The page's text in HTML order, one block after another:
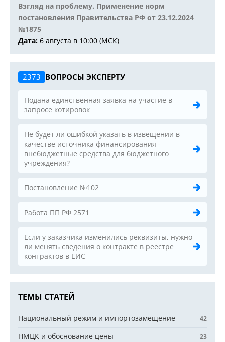
Взгляд на проблему. Применение норм
постановления Правительства РФ от 23.12.2024
№1875
Дата: 6 августа в 10:00 (МСК)
2373 ВОПРОСЫ ЭКСПЕРТУ
Подана единственная заявка на участие в
запросе котировок
Не будет ли ошибкой указать в извещении в
качестве источника финансирования -
внебюджетные средства для бюджетного
учреждения?
Постановление №102
Работа ПП РФ 2571
Если у заказчика изменились реквизиты, нужно
ли менять сведения о контракте в реестре
контрактов в ЕИС
ТЕМЫ СТАТЕЙ
Национальный режим и импортозамещение 42
НМЦК и обоснование цены 23